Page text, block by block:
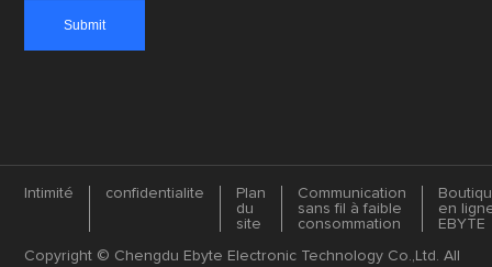
Intimité confidentialite
Plan
du
site
Communication
sans fil à faible
consommation
en
EBYTE
Copyright © Chengdu Ebyte Electronic Technology Co.,Ltd. All